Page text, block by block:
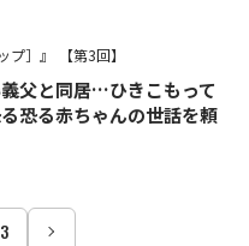
プ］』 【第3回】
父と同居…ひきこもって
恐る赤ちゃんの世話を頼
3